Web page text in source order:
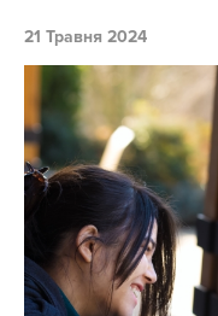
21 Травня 2024